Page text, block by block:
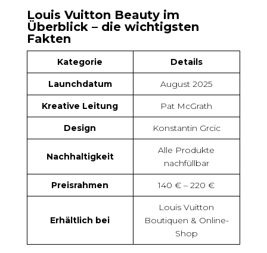
Louis Vuitton Beauty im
Überblick – die wichtigsten
Fakten
Kategorie Details
Launchdatum August 2025
Kreative Leitung Pat McGrath
Design Konstantin Grcic
Nachhaltigkeit
Alle Produkte
nachfüllbar
Preisrahmen 140 € – 220 €
Erhältlich bei
Louis Vuitton
Boutiquen & Online-
Shop